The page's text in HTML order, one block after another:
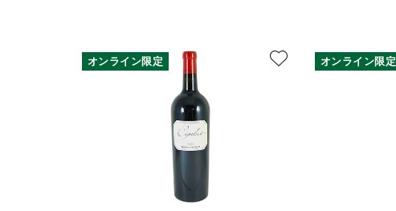
オンライン限定 オンライン限定